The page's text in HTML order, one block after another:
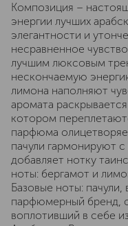
Композиция –
энергии лучших
элегантности и
несравненное
лучшим люксовым
нескончаемую
лимона наполняют
аромата
котором
парфюма
пачули гармонируют
добавляет нотку
ноты: бергамот и
Базовые ноты: пачули,
парфюмерный бренд,
воплотивший в себе